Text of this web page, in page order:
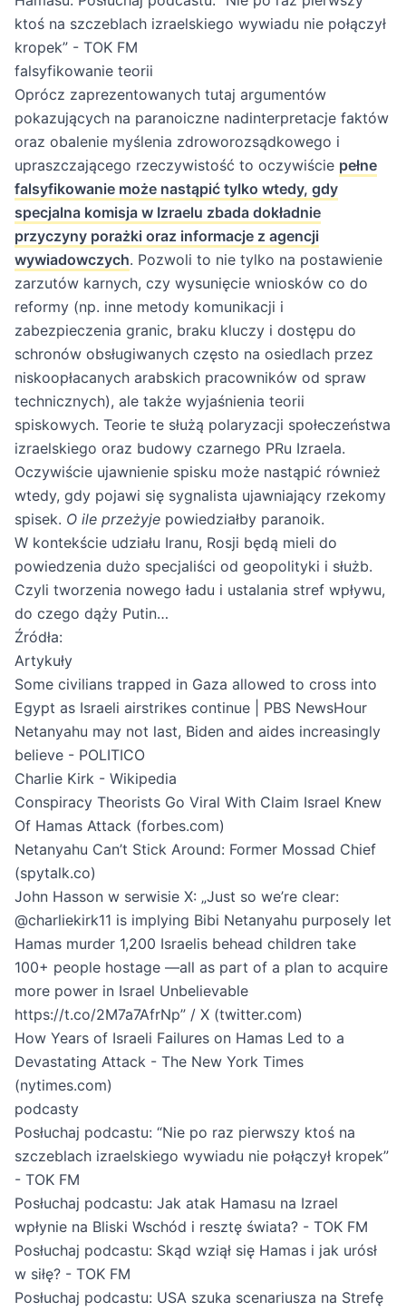
ktoś na szczeblach izraelskiego wywiadu nie połączył
kropek” - TOK FM
falsyfikowanie teorii
Oprócz zaprezentowanych tutaj argumentów
pokazujących na paranoiczne nadinterpretacje faktów
oraz obalenie myślenia zdroworozsądkowego i
upraszczającego rzeczywistość to oczywiście pełne
falsyfikowanie może nastąpić tylko wtedy, gdy
specjalna komisja w Izraelu zbada dokładnie
przyczyny porażki oraz informacje z agencji
wywiadowczych. Pozwoli to nie tylko na postawienie
zarzutów karnych, czy wysunięcie wniosków co do
reformy (np. inne metody komunikacji i
zabezpieczenia granic, braku kluczy i dostępu do
schronów obsługiwanych często na osiedlach przez
niskoopłacanych arabskich pracowników od spraw
technicznych), ale także wyjaśnienia teorii
spiskowych. Teorie te służą polaryzacji społeczeństwa
izraelskiego oraz budowy czarnego PRu Izraela.
Oczywiście ujawnienie spisku może nastąpić również
wtedy, gdy pojawi się sygnalista ujawniający rzekomy
spisek. O ile przeżyje powiedziałby paranoik.
W kontekście udziału Iranu, Rosji będą mieli do
powiedzenia dużo specjaliści od geopolityki i służb.
Czyli tworzenia nowego ładu i ustalania stref wpływu,
do czego dąży Putin…
Źródła:
Artykuły
Some civilians trapped in Gaza allowed to cross into
Egypt as Israeli airstrikes continue | PBS NewsHour
Netanyahu may not last, Biden and aides increasingly
believe - POLITICO
Charlie Kirk - Wikipedia
Conspiracy Theorists Go Viral With Claim Israel Knew
Of Hamas Attack (forbes.com)
Netanyahu Can’t Stick Around: Former Mossad Chief
(spytalk.co)
John Hasson w serwisie X: „Just so we’re clear:
@charliekirk11 is implying Bibi Netanyahu purposely let
Hamas murder 1,200 Israelis behead children take
100+ people hostage —all as part of a plan to acquire
more power in Israel Unbelievable
https://t.co/2M7a7AfrNp” / X (twitter.com)
How Years of Israeli Failures on Hamas Led to a
Devastating Attack - The New York Times
(nytimes.com)
podcasty
Posłuchaj podcastu: “Nie po raz pierwszy ktoś na
szczeblach izraelskiego wywiadu nie połączył kropek”
- TOK FM
Posłuchaj podcastu: Jak atak Hamasu na Izrael
wpłynie na Bliski Wschód i resztę świata? - TOK FM
Posłuchaj podcastu: Skąd wziął się Hamas i jak urósł
w siłę? - TOK FM
Posłuchaj podcastu: USA szuka scenariusza na Strefę